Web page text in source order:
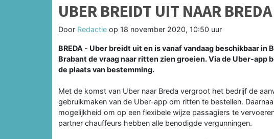
UBER BREIDT UIT NAAR BREDA
Door Redactie op 18 november 2020, 10:50 uur
BREDA - Uber breidt uit en is vanaf vandaag beschikbaar
Brabant de vraag naar ritten zien groeien. Via de Uber-app
de plaats van bestemming.
Met de komst van Uber naar Breda vergroot het bedrijf de
gebruikmaken van de Uber-app om ritten te bestellen.
mogelijkheid om op een flexibele wijze passagiers te
partner chauffeurs hebben alle benodigde vergunningen.